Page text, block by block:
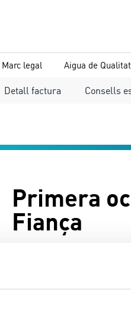
Detall factura Consells
Marc legal Aigua de Qualitat
Primera
Fiança
Les persones que
de Blanes abans que
ABSA: